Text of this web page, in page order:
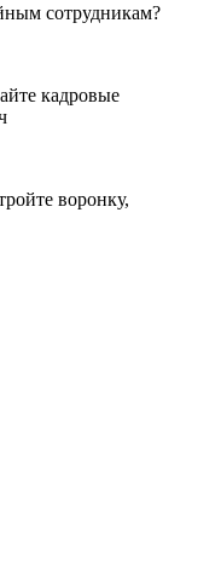
сотрудникам?
кадровые
воронку,